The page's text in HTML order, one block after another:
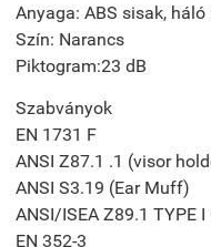
Anyaga: ABS sisak,
Szín: Narancs
Piktogram:23 dB
Szabványok
EN 1731 F
ANSI Z87.1 .1 (visor
ANSI S3.19 (Ear Muff)
ANSI/ISEA Z89.1 TYPE I
EN 352-3